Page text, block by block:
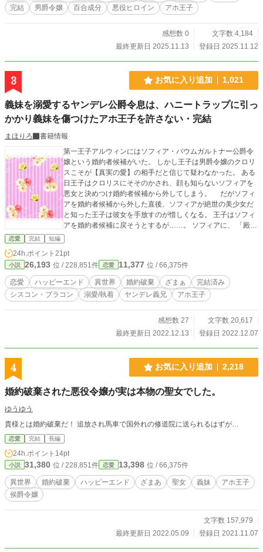
完結
男爵令嬢 百合成分 悪役ヒロイン アホ王子
感想数 0
文字数 4,184
最終更新日 2025.11.13
登録日 2025.11.12
3 お気に入り追加 1,021
義妹を溺愛するヤンデレ公爵令息は、ハニートラップに引っ
かかり義妹を傷つけたアホ王子を許さない・完結
まほりろ
書籍情報
第一王子アルウィンにはソフィア・バウムガルトナー公爵令
嬢という婚約者候補がいた。 しかし王子は男爵令嬢のクロリ
スこそが【真実の愛】の相手だと信じて疑わなかった。 ある
日王子はクロリスにそそのかされ、顔も知らないソフィアを
悪女と決めつけ婚約者候補から外してしまう。 だがソフィ
アを婚約者候補から外した直後、ソフィアが絶世の美少女だ
と知った王子は彼女を手放すのが惜しくなる。 王子はソフィ
アを婚約者候補に戻そうとするが……。 ソフィアに、 「殿下
は私と同じ年であらせられるのに、すでに真実の愛のお相手
を見つけられているのですね。羨ましいですわ。ぜひその方
と添い遂げてください。私、陰ながら殿下の恋を応援してお
ります」 と言われ振られてしまう。 その上、義妹を溺愛する
公爵令息を怒らせてしまい……。 「Copyright（C）2022-九
頭竜坂まほろん」 ※無断転載を禁止します。 ※朗読動画の無
断配信も禁止します。 ※小説家になろうにも投稿していま
※小説家になろう、異世界恋愛ジャンルランキング、2022/0
9/05朝と昼、日間14位まで上がった作品です！
恋愛 完結 短編
24h.ポイント 21pt
小説 26,193 位 / 228,851件 恋愛 11,377 位 / 66,375件
恋愛 ハッピーエンド 異世界 婚約破棄 ざまぁ
完結済み
シスコン・ブラコン
溺愛/執着 ヤンデレ義兄 アホ王子
感想数 27
文字数 20,617
最終更新日 2022.12.13
登録日 2022.12.07
4 お気に入り追加 2,218
婚約破棄された悪役令嬢が実は本物の聖女でした。
ゆうゆう
貴様とは婚約破棄だ！ 追放され馬車で国外れの修道院に送られるはずが…
恋愛 完結 長編
24h.ポイント 14pt
小説 31,380 位 / 228,851件 恋愛 13,398 位 / 66,375件
異世界 婚約破棄 ハッピーエンド ざまあ 聖女 義妹
アホ王子
侯爵令嬢
文字数 157,979
最終更新日 2022.05.09
登録日 2021.11.07